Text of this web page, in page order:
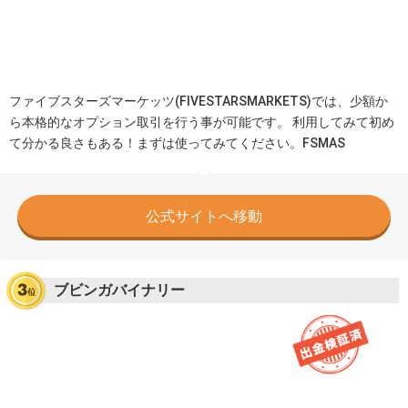
ファイブスターズマーケッツ(FIVESTARSMARKETS)では、少額か
ら本格的なオプション取引を行う事が可能です。 利用してみて初め
て分かる良さもある！まずは使ってみてください。FSMAS
公式サイトへ移動
ブビンガバイナリー